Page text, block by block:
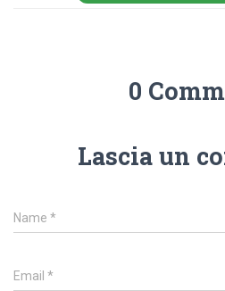
0
Lascia un
Name *
Email *